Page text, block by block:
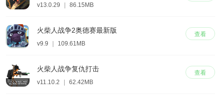
v13.0.29 86.15MB
查看
火柴人战争2奥德赛最新版
v9.9 109.61MB
查看
火柴人战争复仇打击
v11.10.2 62.42MB